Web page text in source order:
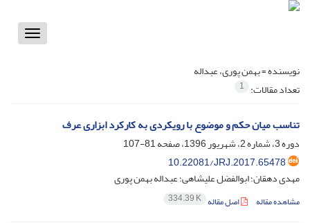
Toggle
نویسنده =بهمن پوری، عبداله
تعداد مقالات: 1
تناسب میان حکم و موضوع با رویکردی به کارکرد ابزاری عرف
دوره 3، شماره 2، شهریور 1396، صفحه
81-107
10.22081/JRJ.2017.65478
مهدی دهقان؛ ابوالفضل علیشاهی؛ عبداله بهمن پوری
مشاهده مقاله اصل مقاله 334.39 K